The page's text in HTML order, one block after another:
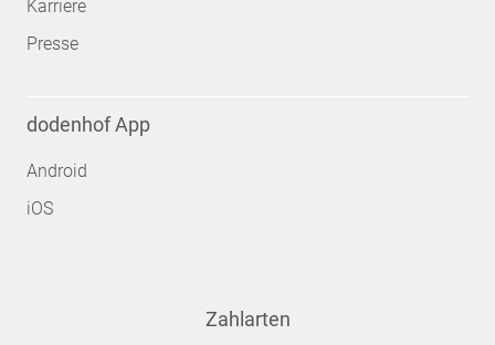
Karriere
Presse
dodenhof App
Android
iOS
Zahlarten